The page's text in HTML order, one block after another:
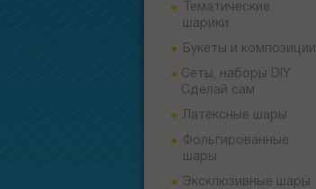
Тематические
шарики
Букеты и композиции
Сеты, наборы DIY
Сделай сам
Латексные шары
Фольгированные
шары
Эксклюзивные шары